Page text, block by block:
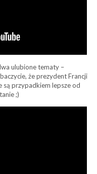
ulubione tematy –
że prezydent Francji
są przypadkiem lepsze od
;)